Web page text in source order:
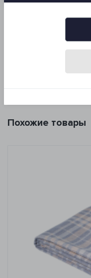
- деликатная сухая
*Запрещено:
сушильной машине
Страна-
Похожие товары